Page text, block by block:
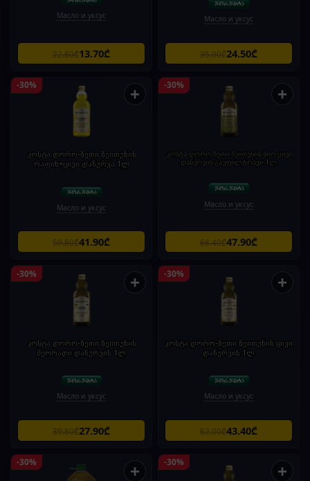
Масло и уксус
22.80₾13.70₾
Масло и уксус
35.00₾24.50₾
-30% +
კოსტა დორო-ზეთი ზეითუნის
რაფინ+ცივი დაწურვა 1ლ
Масло и уксус
59.80₾41.90₾
-30% +
კოსტა დორო-ზეთი ზეითუნის ბიო ცივი
დაწურვის გაუფილტრავი 1ლ
Масло и уксус
68.40₾47.90₾
-30% +
კოსტა დორო-ზეთი ზეითუნის
მეორადი დაწურვის 1ლ
Масло и уксус
39.80₾27.90₾
-30% +
კოსტა დორო-ზეთი ზეითუნის ცივი
დაწურვის 1ლ
Масло и уксус
62.00₾43.40₾
-30% + -30% +